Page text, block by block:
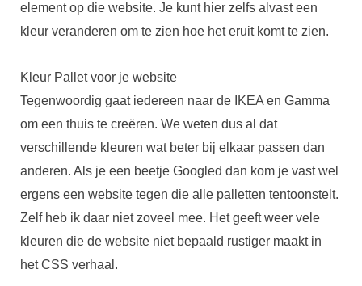
element op die website. Je kunt hier zelfs alvast een
kleur veranderen om te zien hoe het eruit komt te zien.
Kleur Pallet voor je website
Tegenwoordig gaat iedereen naar de IKEA en Gamma
om een thuis te creëren. We weten dus al dat
verschillende kleuren wat beter bij elkaar passen dan
anderen. Als je een beetje Googled dan kom je vast wel
ergens een website tegen die alle palletten tentoonstelt.
Zelf heb ik daar niet zoveel mee. Het geeft weer vele
kleuren die de website niet bepaald rustiger maakt in
het CSS verhaal.